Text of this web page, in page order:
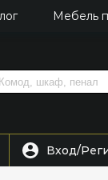
Мебель
Вход/